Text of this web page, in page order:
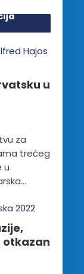
u
za
trećeg
u
otkazan